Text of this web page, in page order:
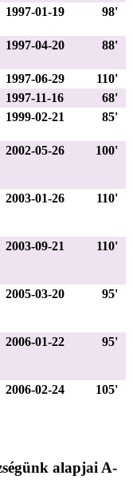
1997-01-19 98'
1997-04-20 88'
1997-06-29
110'
1997-11-16
68'
1999-02-21 85'
2002-05-26 100'
2003-01-26 110'
2003-09-21 110'
2005-03-20 95'
2006-01-22 95'
2006-02-24 105'
alapjai A-